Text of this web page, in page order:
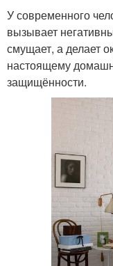
У современного
вызывает
смущает, а делает
настоящему
защищённости.